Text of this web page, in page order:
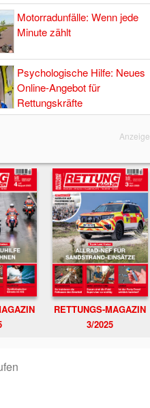
Motorradunfälle: Wenn jede
Minute zählt
Psychologische Hilfe: Neues
Online-Angebot für
Rettungskräfte
Anzeige
RETTUNGS-MAGAZIN
3/2025